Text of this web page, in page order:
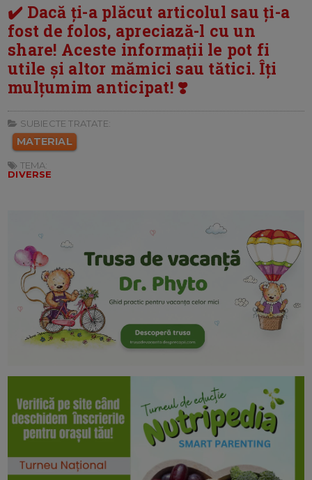
✔️ Dacă ți-a plăcut articolul sau ți-a
fost de folos, apreciază-l cu un
share! Aceste informații le pot fi
utile și altor mămici sau tătici. Îți
mulțumim anticipat! ❣️
SUBIECTE TRATATE:
MATERIAL
TEMA:
DIVERSE